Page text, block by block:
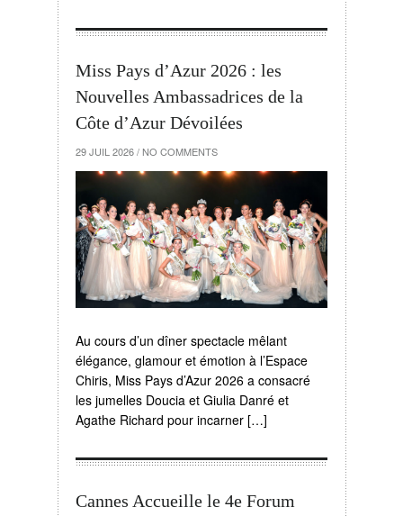
Miss Pays d’Azur 2026 : les
Nouvelles Ambassadrices de la
Côte d’Azur Dévoilées
29 JUIL 2026 / NO COMMENTS
Au cours d’un dîner spectacle mêlant
élégance, glamour et émotion à l’Espace
Chiris, Miss Pays d’Azur 2026 a consacré
les jumelles Doucia et Giulia Danré et
Agathe Richard pour incarner […]
Cannes Accueille le 4e Forum